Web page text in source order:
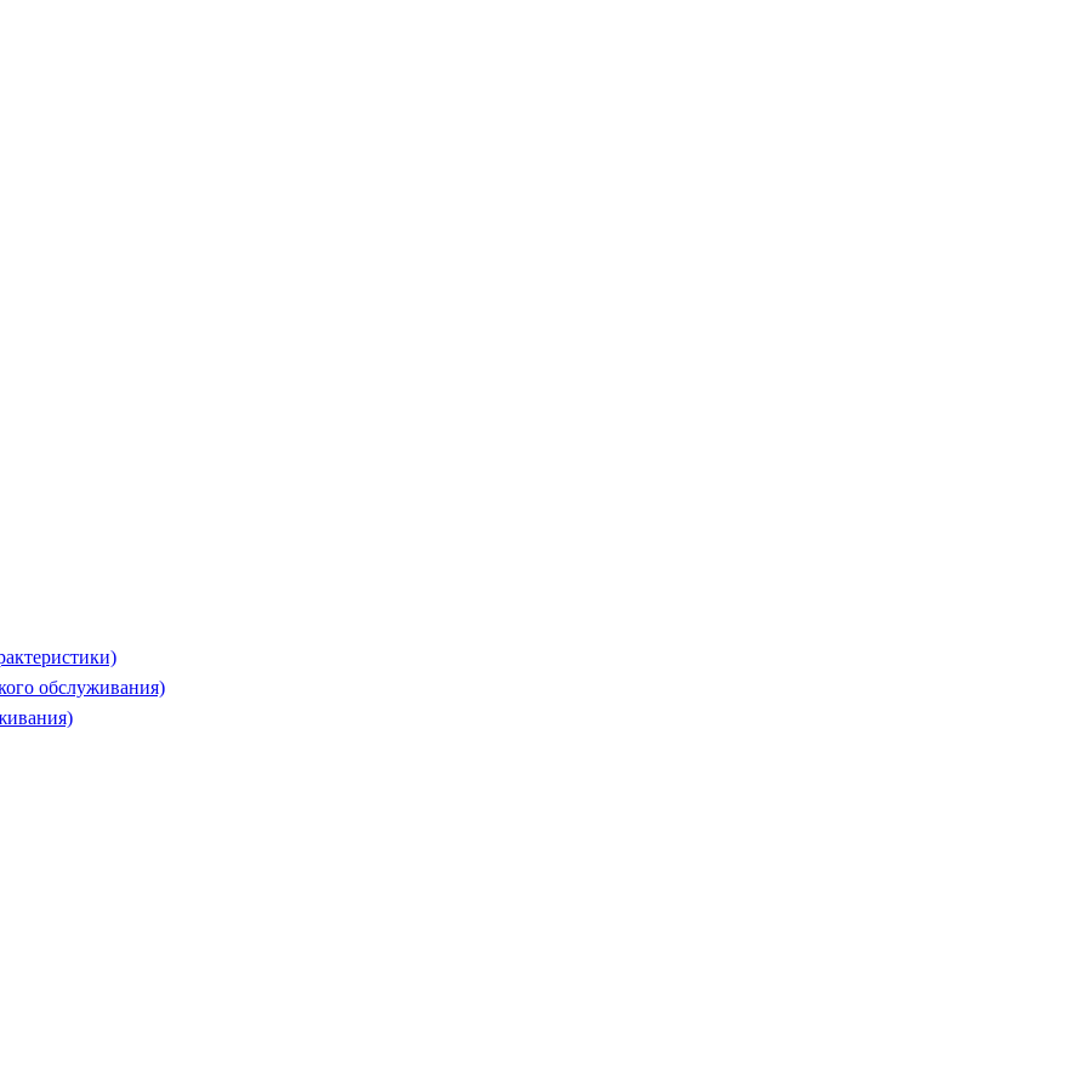
обслуживания)